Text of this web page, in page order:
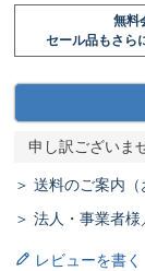
無料
セール品もさら
申し訳ございま
＞ 送料のご案内（
＞ 法人・事業者
レビューを書く